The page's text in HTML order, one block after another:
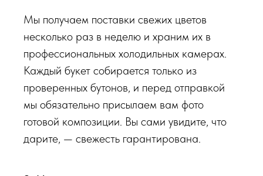
Мы получаем поставки свежих цветов
несколько раз в неделю и храним их в
профессиональных холодильных камерах.
Каждый букет собирается только из
проверенных бутонов, и перед отправкой
мы обязательно присылаем вам фото
готовой композиции. Вы сами увидите, что
дарите, — свежесть гарантирована.